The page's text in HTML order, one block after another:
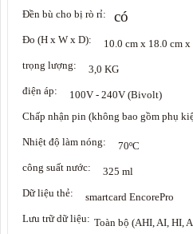
Đền bù cho bị rò rỉ:
có
Đo (H x W x D):
10.0 cm x 18.0 cm x
trọng lượng:
3,0 KG
điện áp:
100V - 240V (Bivolt)
Chấp nhận pin (không bao gồm phụ
Nhiệt độ làm nóng:
70ºC
công suất nước:
325 ml
Dữ liệu thẻ:
smartcard EncorePro
Lưu trữ dữ liệu: Toàn bộ (AHI, AI, HI,